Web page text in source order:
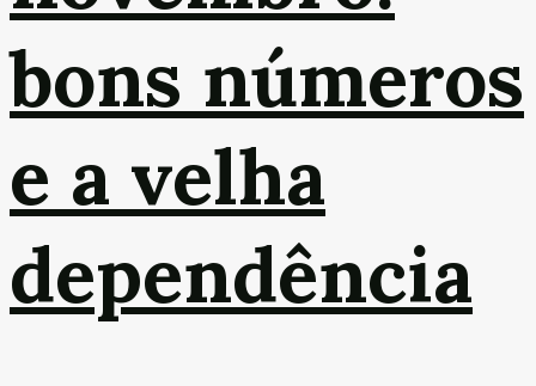
bons números
e a velha
dependência